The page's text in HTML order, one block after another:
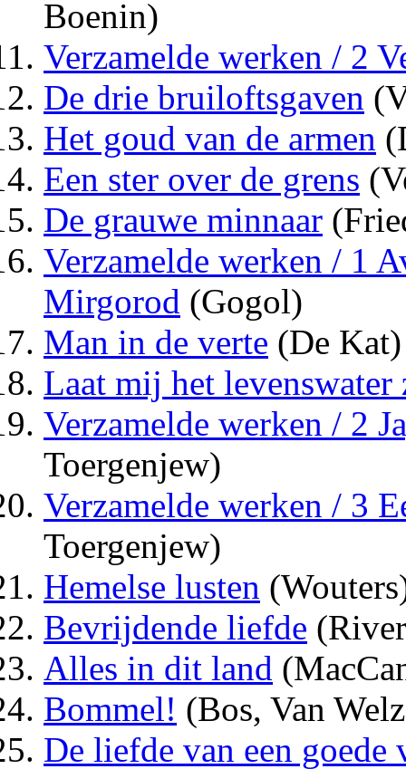
Boenin)
Verzamelde werken / 2
De drie bruiloftsgaven
Het goud van de armen
Een ster over de grens
De grauwe minnaar
Verzamelde werken / 1
Mirgorod (Gogol)
Man in de verte (De Kat)
Laat mij het levenswater
Verzamelde werken / 2
Toergenjew)
Verzamelde werken / 3
Toergenjew)
Hemelse lusten
Bevrijdende liefde
Alles in dit land
Bommel! (Bos, Van
De liefde van een goede